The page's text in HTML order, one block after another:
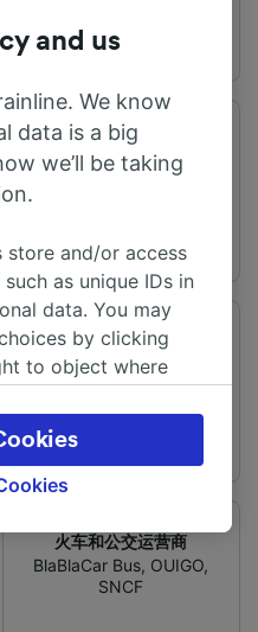
距离
405 km
变化
提供直达列车
火车和公交运营商
BlaBlaCar Bus, OUIGO,
SNCF
and us
We know
data is a big
we’ll be taking
store and/or access
as unique IDs in
data. You may
by clicking
to object where
choices will be
will not affect
will not be used for
data to provide: